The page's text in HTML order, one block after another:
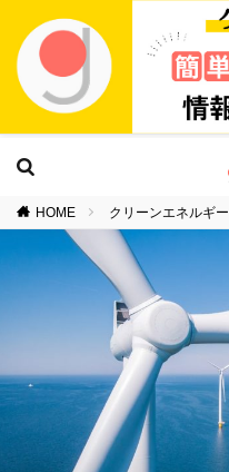
HOME クリーンエネルギー